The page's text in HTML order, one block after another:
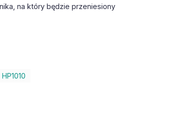
na który będzie przeniesiony
HP1010